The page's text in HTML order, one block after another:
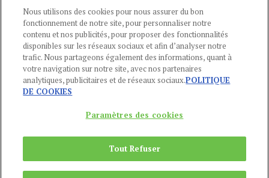
CGU-POLITIQUE DE CONFIDENTIALITÉ -POLITIQUE DES COOKIES
MENTIONS LÉGALES -AIDE
CONTACT
01 44 59 91 11
Du Lundi au Vendredi, 9h-13h et 14h-17h
Copyright © 2024Publications Agora
Nous utilisons des cookies pour nous assurer du bon
fonctionnement de notre site, pour personnaliser notre
contenu et nos publicités, pour proposer des fonctionnalités
disponibles sur les réseaux sociaux et afin d’analyser notre
trafic. Nous partageons également des informations, quant à
votre navigation sur notre site, avec nos partenaires
analytiques, publicitaires et de réseaux sociaux.POLITIQUE
DE COOKIES
Paramètres des cookies
Tout Refuser